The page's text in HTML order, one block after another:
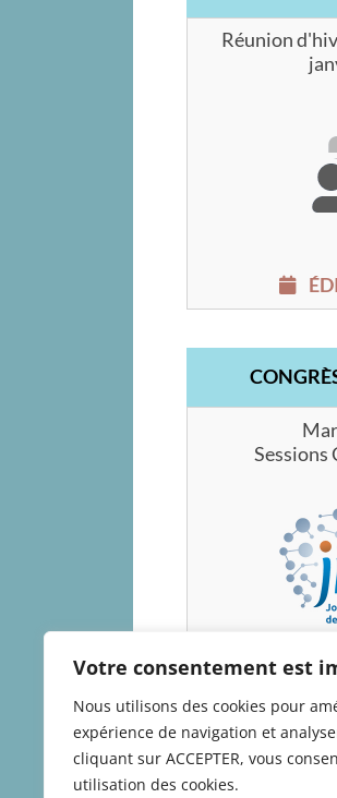
Votre consentement est
Nous utilisons des cookies pour
expérience de navigation et
cliquant sur ACCEPTER, vous
utilisation des cookies.
Réunion
Sessions